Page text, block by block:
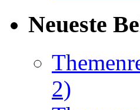
Neueste
2)